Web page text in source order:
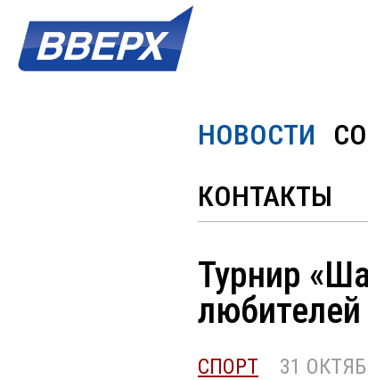
НОВОСТИ
КОНТАКТЫ
Турнир
любителей
СПОРТ 31